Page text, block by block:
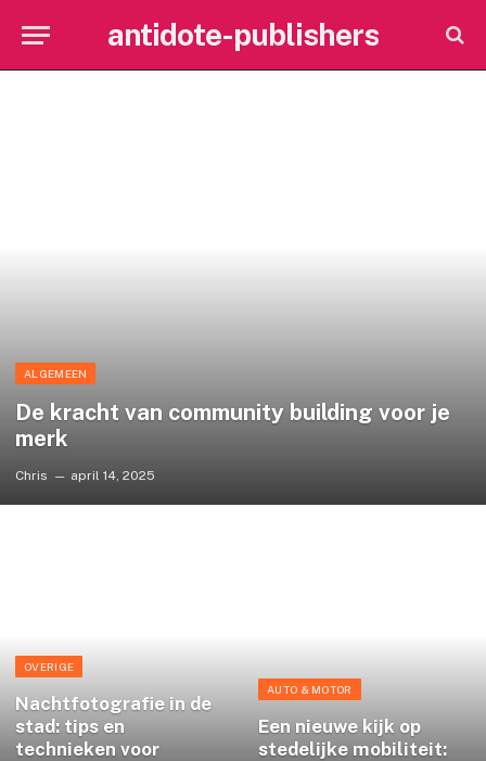
antidote-publishers
ALGEMEEN
De kracht van community building voor je
merk
Chris april 14, 2025
OVERIGE
Nachtfotografie in de
stad: tips en
technieken voor
AUTO & MOTOR
Een nieuwe kijk op
stedelijke mobiliteit: